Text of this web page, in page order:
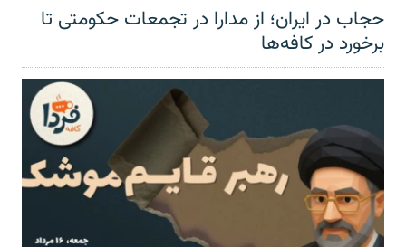
حجاب در ایران؛ از مدارا در تجمعات حکومتی تا
برخورد در کافه‌ها